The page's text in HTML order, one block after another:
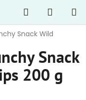
Hledat
KOŠÍK
Snack Wild
Snack
200 g